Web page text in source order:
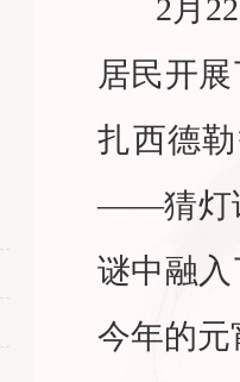
2月 22
居民开
扎西德
——猜灯
谜中融
今年的